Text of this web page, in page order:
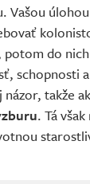
Vašou
do
schopnosti
takže
. Tá